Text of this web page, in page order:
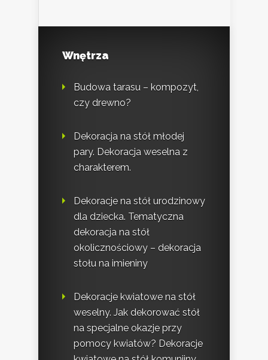
Wnętrza
Budowa tarasu – kompozyt,
czy drewno?
Dekoracja na stół młodej
pary. Dekoracja weselna z
charakterem.
Dekoracje na stół urodzinowy
dla dziecka. Tematyczna
dekoracja na stół
okolicznościowy – dekoracja
stołu na imieniny
Dekoracje kwiatowe na stół
weselny. Jak dekorować stół
na specjalne okazje przy
pomocy kwiatów? Dekoracje